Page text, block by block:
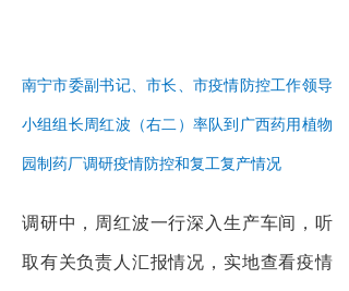
南宁市委副书记、市长、市疫情防控工作领导
小组组长周红波（右二）率队到广西药用植物
园制药厂调研疫情防控和复工复产情况
调研中，周红波一行深入生产车间，听
取有关负责人汇报情况，实地查看疫情